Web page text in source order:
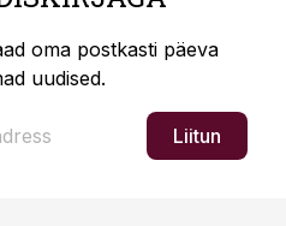
oma postkasti päeva
uudised.
Liitun